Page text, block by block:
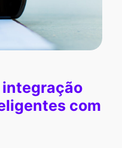
com